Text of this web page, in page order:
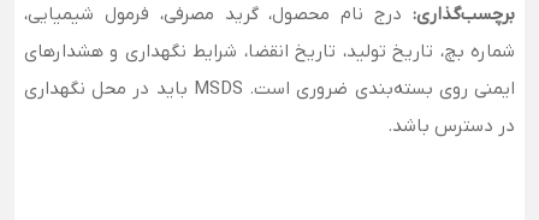
برچسب‌گذاری: درج نام محصول، گرید مصرفی، فرمول شیمیایی،
شماره بچ، تاریخ تولید، تاریخ انقضا، شرایط نگهداری و هشدارهای
ایمنی روی بسته‌بندی ضروری است. MSDS باید در محل نگهداری
در دسترس باشد.